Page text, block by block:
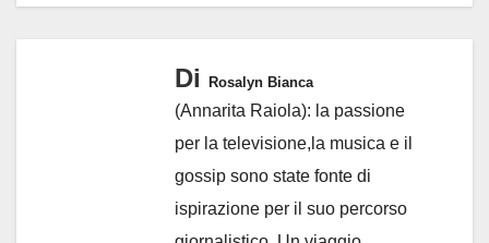
Di Rosalyn Bianca
(Annarita Raiola): la passione
per la televisione,la musica e il
gossip sono state fonte di
ispirazione per il suo percorso